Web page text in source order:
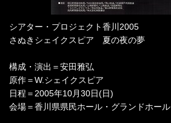
シアター・プロジェクト香川2005
さぬきシェイクスピア 夏の夜の夢
構成・演出＝安田雅弘
原作＝W.シェイクスピア
日程＝2005年10月30日(日)
会場＝香川県県民ホール・グランドホール